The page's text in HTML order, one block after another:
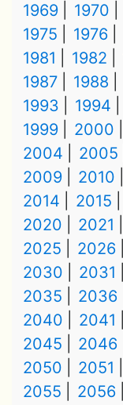
1969
1970
1975
1976
1981
1982
1987
1988
1993
1994
1999
2000
2004
2005
2009
2010
2014
2015
2020
2021
2025
2026
2030
2031
2035
2036
2040
2041
2045
2046
2050
2051
2055
2056